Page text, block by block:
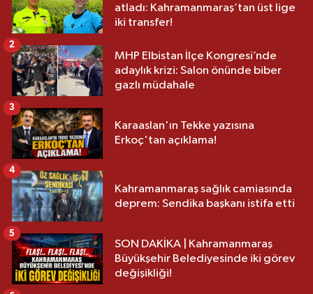
atladı: Kahramanmaraş’tan üst lige
iki transfer!
MHP Elbistan İlçe Kongresi’nde
adaylık krizi: Salon önünde biber
gazlı müdahale
2
Karaaslan'ın Tekke yazısına
Erkoç'tan açıklama!
3
Kahramanmaraş sağlık camiasında
deprem: Sendika başkanı istifa etti
4
SON DAKİKA | Kahramanmaraş
Büyükşehir Belediyesinde iki görev
değişikliği!
5